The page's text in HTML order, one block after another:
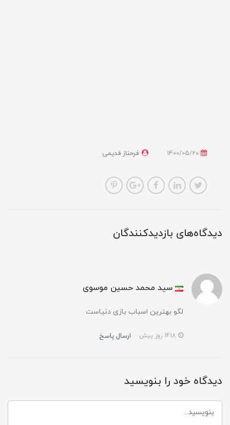
فرحناز قدیمی
دیدگاه‌های بازدیدکنندگان
سید محمد حسین موسوی
لگو بهترین اسباب بازی دنیاست
ارسال پاسخ
دیدگاه خود را بنویسید